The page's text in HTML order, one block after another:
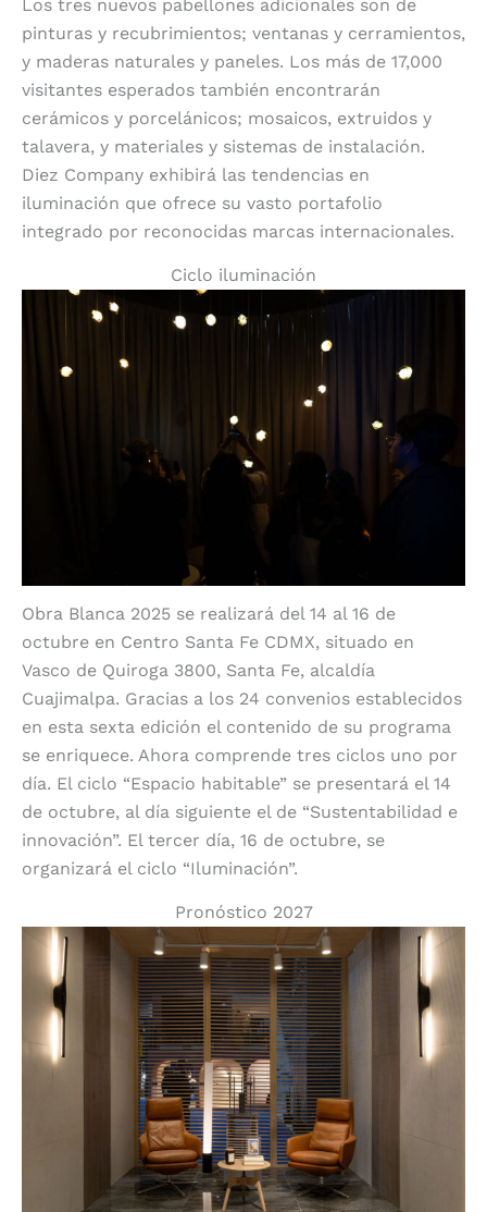
Los tres nuevos pabellones adicionales son de
pinturas y recubrimientos; ventanas y cerramientos,
y maderas naturales y paneles. Los más de 17,000
visitantes esperados también encontrarán
cerámicos y porcelánicos; mosaicos, extruidos y
talavera, y materiales y sistemas de instalación.
Diez Company exhibirá las tendencias en
iluminación que ofrece su vasto portafolio
integrado por reconocidas marcas internacionales.
Ciclo iluminación
Obra Blanca 2025 se realizará del 14 al 16 de
octubre en Centro Santa Fe CDMX, situado en
Vasco de Quiroga 3800, Santa Fe, alcaldía
Cuajimalpa. Gracias a los 24 convenios establecidos
en esta sexta edición el contenido de su programa
se enriquece. Ahora comprende tres ciclos uno por
día. El ciclo “Espacio habitable” se presentará el 14
de octubre, al día siguiente el de “Sustentabilidad e
innovación”. El tercer día, 16 de octubre, se
organizará el ciclo “Iluminación”.
Pronóstico 2027